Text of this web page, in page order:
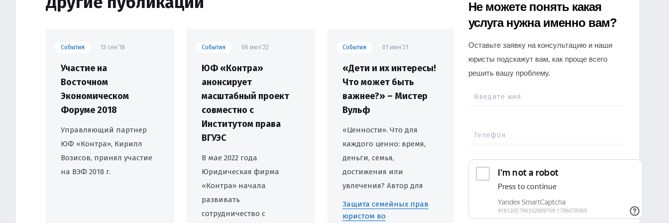
Не можете понять какая
услуга нужна именно вам?
Оставьте заявку на консультацию и наши
юристы подскажут вам, как проще всего
решить вашу проблему.
Введите имя
Телефон
События 13 сен’18
Участие на
Восточном
Экономическом
Форуме 2018
Управляющий партнер
ЮФ «Контра», Кирилл
Возисов, принял участие
на ВЭФ 2018 г.
События 06 июл’22
ЮФ «Контра»
анонсирует
масштабный проект
совместно с
Институтом права
ВГУЭС
В мае 2022 года
Юридическая фирма
«Контра» начала
развивать
сотрудничество с
События 01 июн’21
«Дети и их интересы!
Что может быть
важнее?» – Мистер
Вульф
«Ценности». Что для
каждого ценно: время,
деньги, семья,
достижения или
увлечения? Автор для
себя сделал данный
выбор еще в детстве.
Защита семейных прав
юристом во